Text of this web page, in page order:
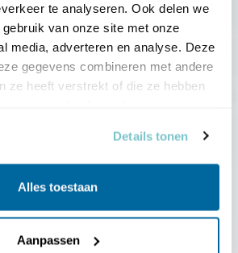
te analyseren. Ook delen we
van onze site met onze
media, adverteren en analyse. Deze
gegevens combineren met andere
ze heeft verstrekt of die ze hebben
Details tonen
Alles toestaan
Aanpassenvoor € 36,00 per jaar